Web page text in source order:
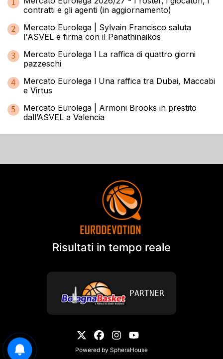
1
contratti e gli agenti (in aggiornamento)
2
Mercato Eurolega | Sylvain Francisco saluta
l'ASVEL e firma con il Panathinaikos
3
Mercato Eurolega l La raffica di quattro giorni
pazzeschi
4
Mercato Eurolega l Una raffica tra Dubai, Maccabi
e Virtus
5
Mercato Eurolega | Armoni Brooks in prestito
dall’ASVEL a Valencia
Risultati in tempo reale
PARTNER
Powered by SpheraHouse